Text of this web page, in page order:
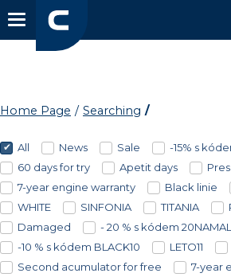
Home Page Searching
All News Sale
-15% s
60 days for try
Apetit days
7-year engine warranty
Black linie
WHITE
SINFONIA TITANIA
Damaged
- 20 % s kódem
-10 % s kódem BLACK10
LETO11
Second acumulator for free
7-year